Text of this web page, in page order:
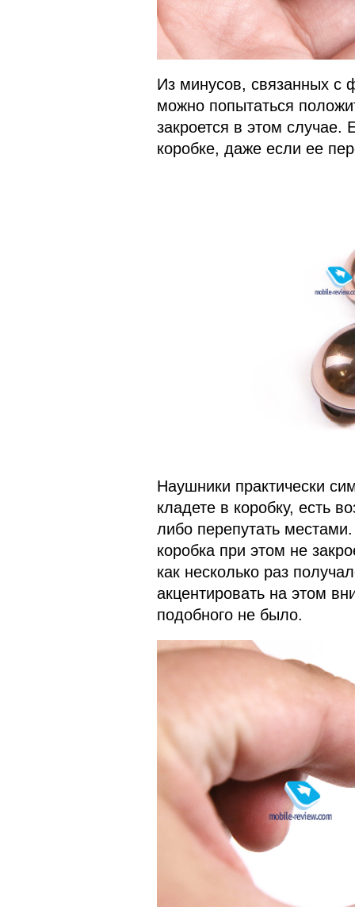
Из минусов, связанных с
можно попытаться
закроется в этом
коробке, даже если ее
Наушники практически
кладете в коробку, есть
либо перепутать
коробка при этом не
как несколько раз
акцентировать на этом
подобного не было.